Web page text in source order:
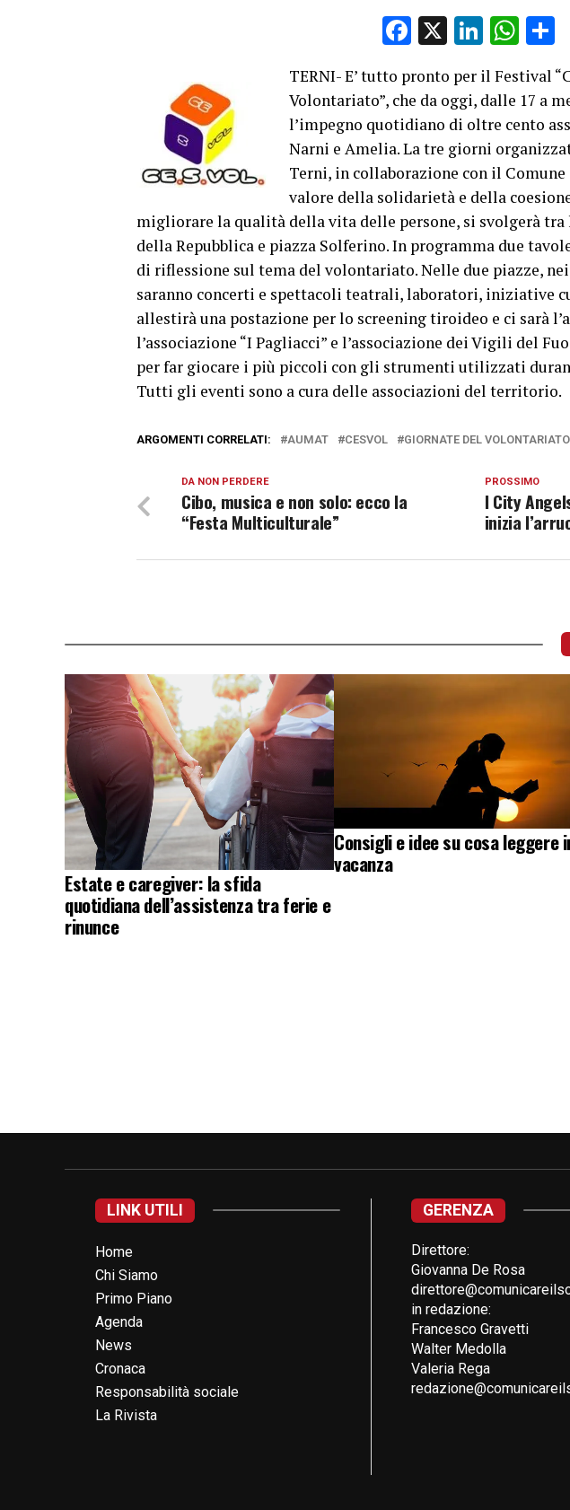
Facebook
X LinkedIn
TERNI- E’ tutto pronto per il Festival
Volontariato”, che da oggi, dalle 17 a
l’impegno quotidiano di oltre cento
Narni e Amelia. La tre giorni
Terni, in collaborazione con il
valore della solidarietà e della
migliorare la qualità della vita delle persone, si svolgerà
della Repubblica e piazza Solferino. In programma due
di riflessione sul tema del volontariato. Nelle due piazze,
saranno concerti e spettacoli teatrali, laboratori, iniziative
allestirà una postazione per lo screening tiroideo e ci sarà
l’associazione “I Pagliacci” e l’associazione dei Vigili del
per far giocare i più piccoli con gli strumenti utilizzati
Tutti gli eventi sono a cura delle associazioni del territorio.
ARGOMENTI CORRELATI: AUMAT CESVOL GIORNATE DEL VOLONTARIATO
PROSSIMO
I City
inizia
DA NON PERDERE
Cibo, musica e non solo: ecco la
“Festa Multiculturale”
Estate e caregiver: la sfida
quotidiana dell’assistenza tra ferie e
rinunce
Consigli e idee su cosa leggere
vacanza
LINK UTILI
Home
Chi Siamo
Primo Piano
Agenda
News
Cronaca
Responsabilità sociale
La Rivista
GERENZA
Direttore:
Giovanna De Rosa
in redazione:
Francesco Gravetti
Walter Medolla
Valeria Rega